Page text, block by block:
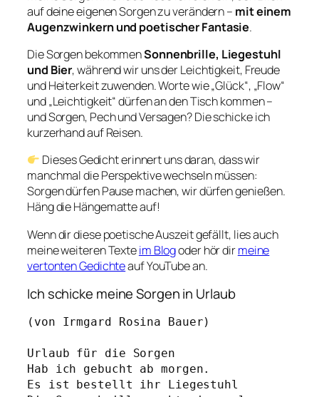
auf deine eigenen Sorgen zu verändern – mit einem
Augenzwinkern und poetischer Fantasie.
Die Sorgen bekommenSonnenbrille, Liegestuhl
und Bier, während wir uns der Leichtigkeit, Freude
und Heiterkeit zuwenden. Worte wie „Glück“, „Flow“
und „Leichtigkeit“ dürfen an den Tisch kommen –
und Sorgen, Pech und Versagen? Die schicke ich
kurzerhand auf Reisen.
Dieses Gedicht erinnert uns daran, dass wir
manchmal die Perspektive wechseln müssen:
Sorgen dürfen Pause machen, wir dürfen genießen.
Häng die Hängematte auf!
Wenn dir diese poetische Auszeit gefällt, lies auch
meine weiteren Texteim Blogoder hör dirmeine
vertonten Gedichteauf YouTube an.
Ich schicke meine Sorgen in Urlaub
(von Irmgard Rosina Bauer)
Urlaub für die Sorgen
Hab ich gebucht ab morgen.
Es ist bestellt ihr Liegestuhl